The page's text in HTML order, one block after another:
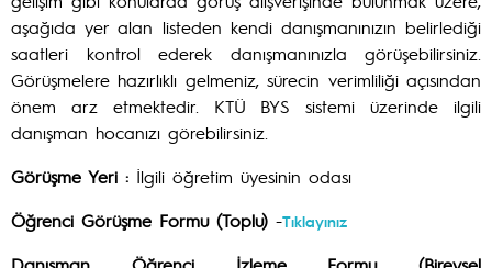
aşağıda yer alan listeden kendi danışmanınızın belirlediği
saatleri kontrol ederek danışmanınızla görüşebilirsiniz.
Görüşmelere hazırlıklı gelmeniz, sürecin verimliliği açısından
önem arz etmektedir. KTÜ BYS sistemi üzerinde ilgili
danışman hocanızı görebilirsiniz.
Görüşme Yeri : İlgili öğretim üyesinin odası
Öğrenci Görüşme Formu (Toplu) -Tıklayınız